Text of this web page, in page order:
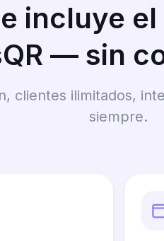
incluye
— sin
clientes ilimitados,
siempre.